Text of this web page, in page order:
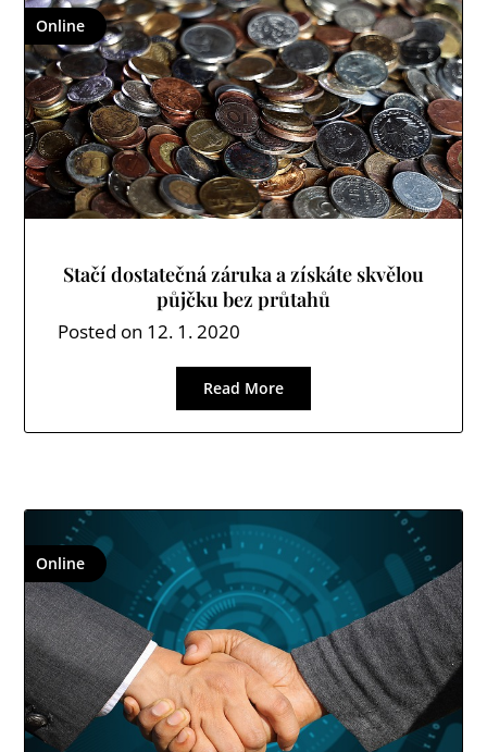
Online
Stačí dostatečná záruka a získáte skvělou
půjčku bez průtahů
Posted on 12. 1. 2020
Read More
Online